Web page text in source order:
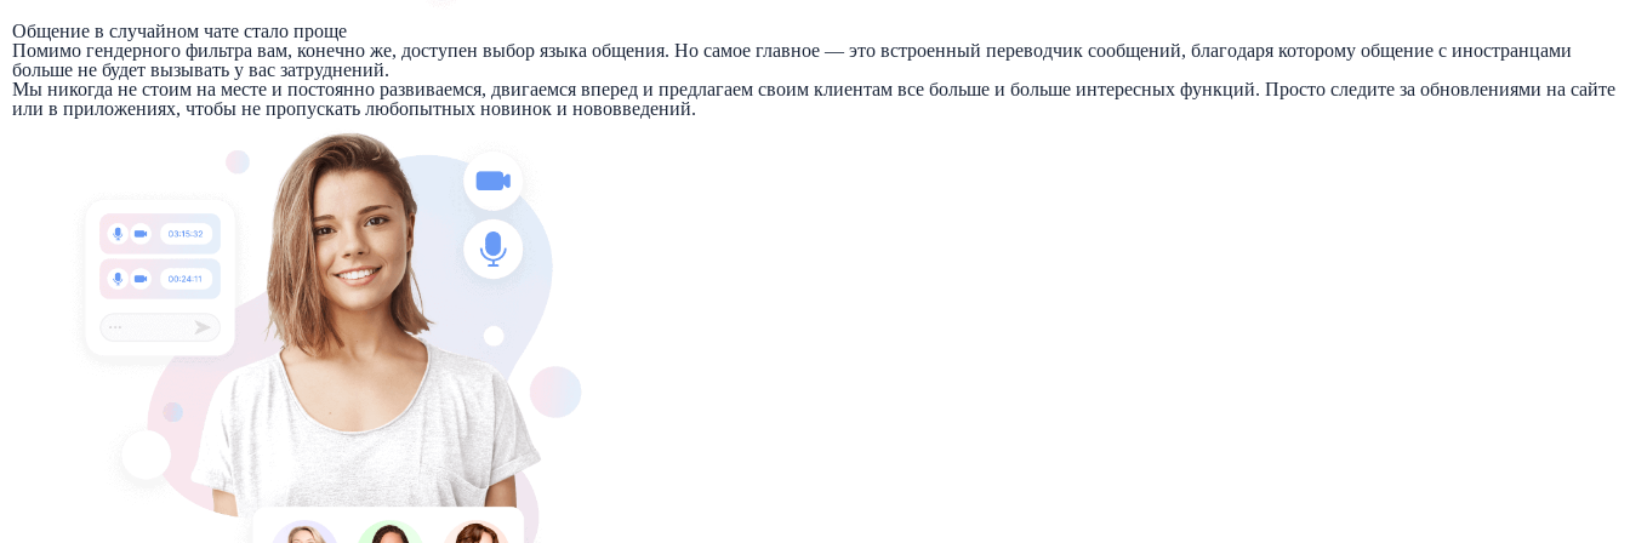
Общение в случайном чате стало проще
Помимо гендерного фильтра вам, конечно же, доступен выбор языка общения. Но самое главное — это встроенный переводчик сообщений, благодаря которому общение с иностранцами
больше не будет вызывать у вас затруднений.
Мы никогда не стоим на месте и постоянно развиваемся, двигаемся вперед и предлагаем своим клиентам все больше и больше интересных функций. Просто следите за обновлениями на сайте
или в приложениях, чтобы не пропускать любопытных новинок и нововведений.